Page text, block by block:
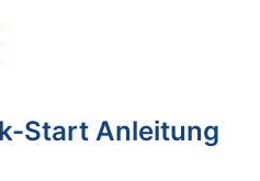
Start Anleitung